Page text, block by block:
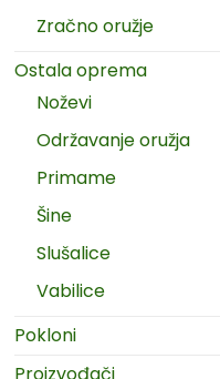
Zračno oružje
Ostala oprema
Noževi
Održavanje oružja
Primame
Šine
Slušalice
Vabilice
Pokloni
Proizvođači